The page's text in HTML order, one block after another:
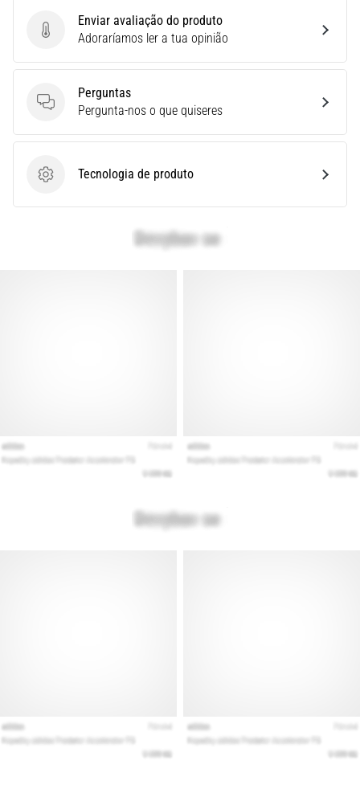
Mostrar
artigos
Enviar avaliação do produto
Enviar avaliação do produto
Adoraríamos ler a tua opinião
Perguntas
Perguntas
Pergunta-nos o que quiseres
Tecnologia de produto
Tecnologia de produto